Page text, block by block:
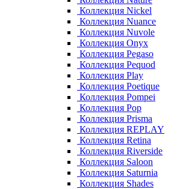
Коллекция Nickel
Коллекция Nuance
Коллекция Nuvole
Коллекция Onyx
Коллекция Pegaso
Коллекция Pequod
Коллекция Play
Коллекция Poetique
Коллекция Pompei
Коллекция Pop
Коллекция Prisma
Коллекция REPLAY
Коллекция Retina
Коллекция Riverside
Коллекция Saloon
Коллекция Saturnia
Коллекция Shades